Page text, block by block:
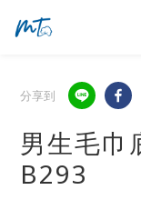
分享到
男生毛巾
B293